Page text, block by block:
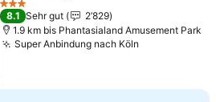
3 Sterne
8.1 Sehr gut
2’829
1.9 km bis Phantasialand Amusement Park
Super Anbindung nach Köln